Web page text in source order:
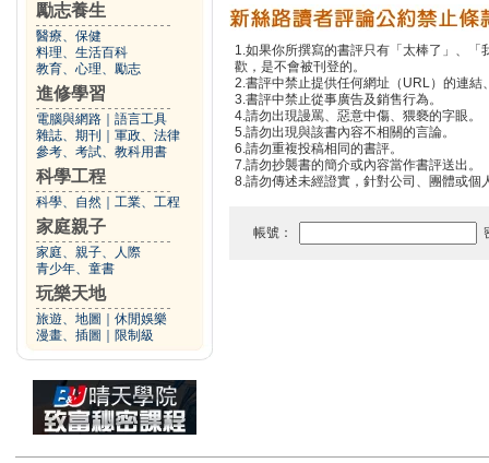
勵志養生
醫療、保健
料理、生活百科
教育、心理、勵志
進修學習
電腦與網路
語言工具
雜誌、期刊
軍政、法律
參考、考試、教科用書
科學工程
科學、自然 工業、工程
家庭親子
家庭、親子、人際
青少年、童書
玩樂天地
旅遊、地圖
休閒娛樂
漫畫、插圖
限制級
1.如果你所撰寫的書評只有「太棒了」、
歡，是不會被刊登的。
2.書評中禁止提供任何網址（URL）的連結
3.書評中禁止從事廣告及銷售行為。
4.請勿出現謾罵、惡意中傷、猥褻的字眼。
5.請勿出現與該書內容不相關的言論。
6.請勿重複投稿相同的書評。
7.請勿抄襲書的簡介或內容當作書評送出。
8.請勿傳述未經證實，針對公司、團體或個
帳號：